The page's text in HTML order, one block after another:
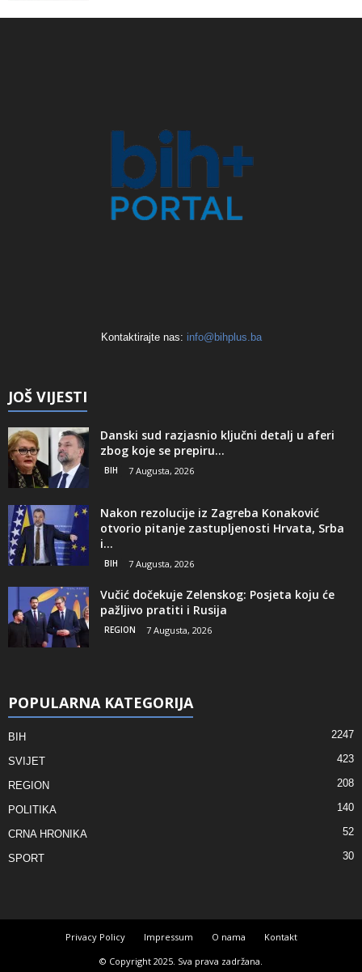
Kontaktirajte nas: info@bihplus.ba
JOŠ VIJESTI
Danski sud razjasnio ključni detalj u aferi
zbog koje se prepiru...
BIH 7 Augusta, 2026
Nakon rezolucije iz Zagreba Konaković
otvorio pitanje zastupljenosti Hrvata, Srba
i...
BIH 7 Augusta, 2026
Vučić dočekuje Zelenskog: Posjeta koju će
pažljivo pratiti i Rusija
REGION 7 Augusta, 2026
POPULARNA KATEGORIJA
BIH 2247
SVIJET 423
REGION 208
POLITIKA 140
CRNA HRONIKA 52
SPORT 30
Privacy Policy Impressum O nama
Kontakt
© Copyright 2025. Sva prava zadržana.